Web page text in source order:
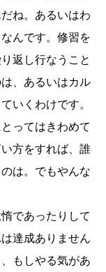
ね。あるいはわ
んです。修習を
返し行なうこと
、あるいはカル
いくわけです。
ってはきわめて
方をすれば、誰
は。でもやんな
であったりして
達成ありません
もしやる気があ